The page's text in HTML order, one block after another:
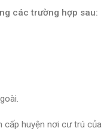
các trường hợp sau:
cấp huyện nơi cư trú của